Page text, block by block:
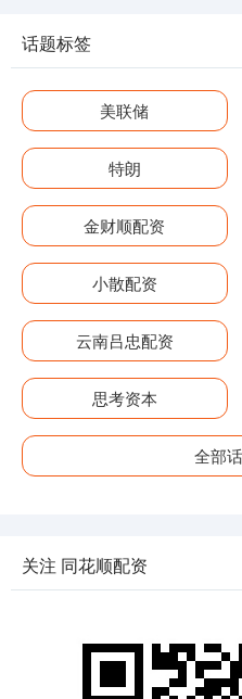
话题标签
美联储
特朗
金财顺配资
小散配资
云南吕忠配资
思考资本
全部
关注 同花顺配资